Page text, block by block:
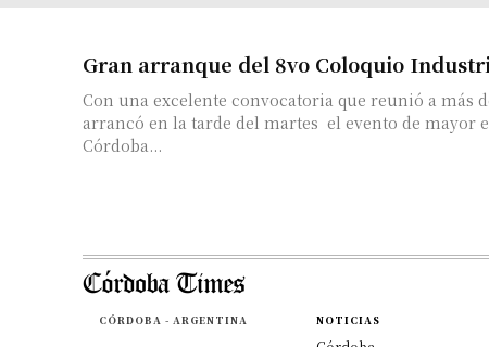
Gran arranque del 8vo Coloquio
Con una excelente convocatoria que reunió a más
arrancó en la tarde del martes el evento de mayor
Córdoba...
CÓRDOBA - ARGENTINA NOTICIAS